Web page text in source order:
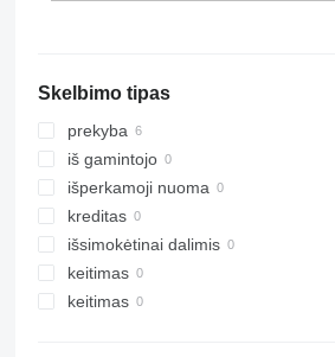
Skelbimo tipas
prekyba
iš gamintojo
išperkamoji nuoma
kreditas
išsimokėtinai dalimis
keitimas
keitimas